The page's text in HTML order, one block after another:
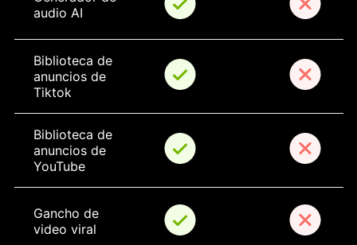
audio AI
Biblioteca de
anuncios de
Tiktok
Biblioteca de
anuncios de
YouTube
Gancho de
video viral